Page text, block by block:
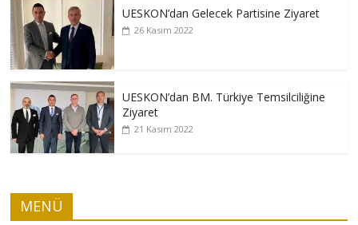
UESKON’dan Gelecek Partisine Ziyaret
26 Kasım 2022
UESKON’dan BM. Türkiye Temsilciliğine
Ziyaret
21 Kasım 2022
MENÜ